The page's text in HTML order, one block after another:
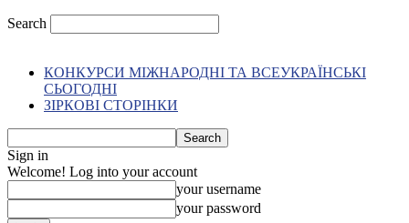
Search
КОНКУРСИ МІЖНАРОДНІ ТА ВСЕУКРАЇНСЬКІ
СЬОГОДНІ
ЗІРКОВІ СТОРІНКИ
Sign in
Welcome! Log into your account
your username
your password